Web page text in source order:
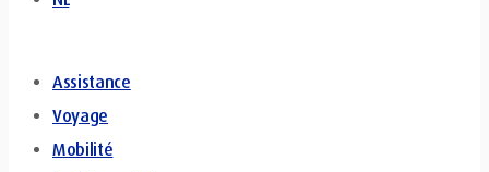
Assistance
Voyage
Mobilité